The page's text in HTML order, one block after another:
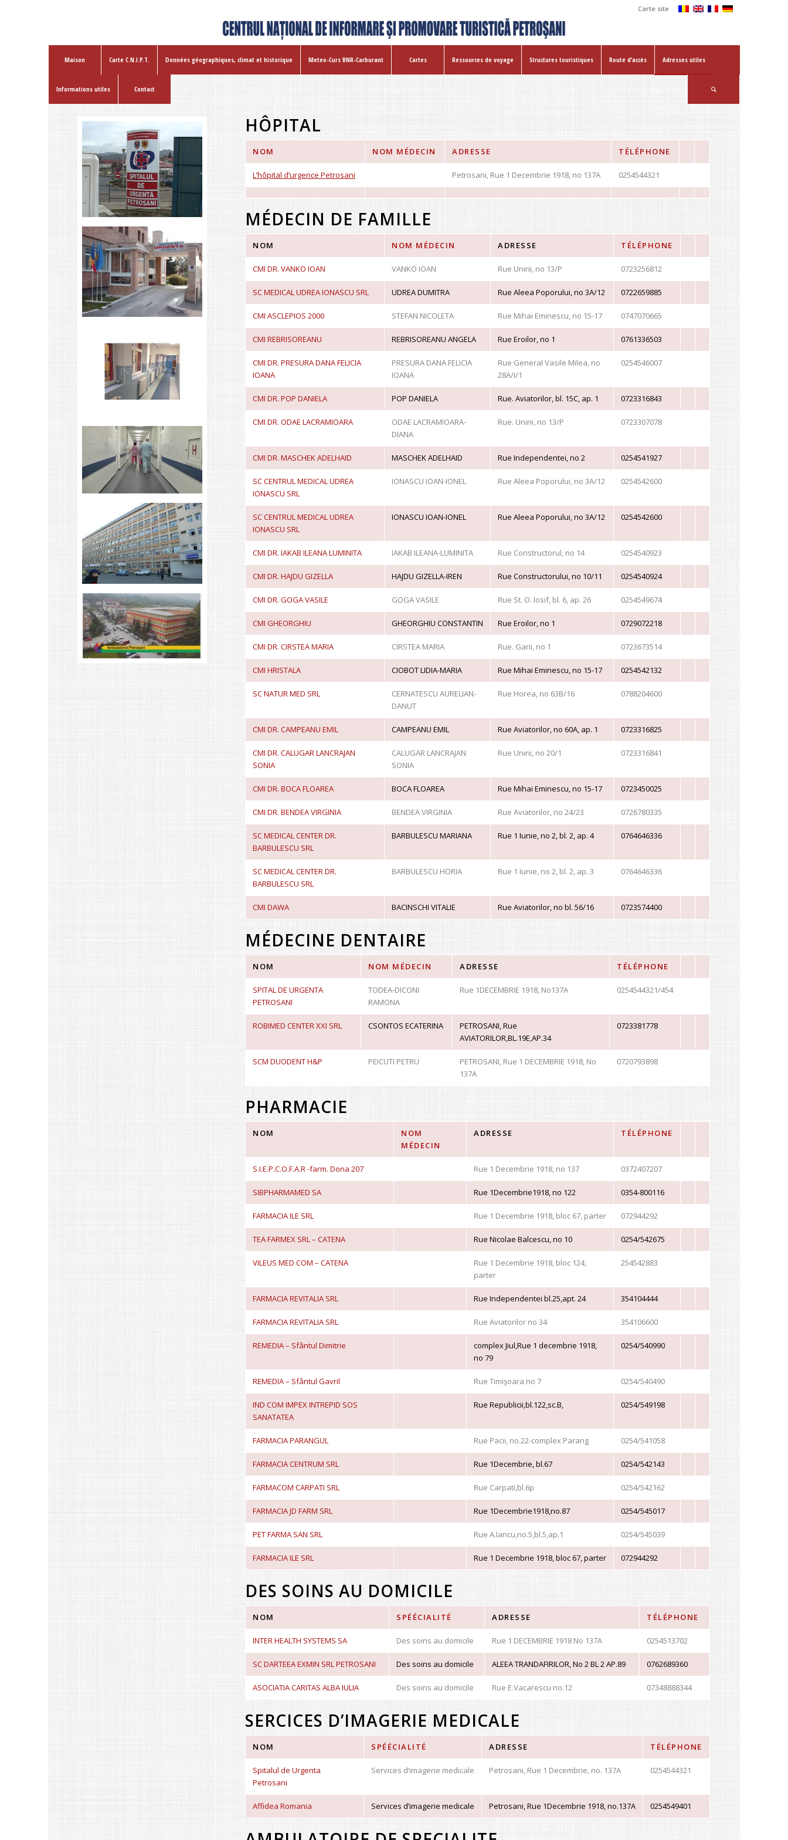
Carte site
Maison Carte C.N.I.P.T. Données géographiques, climat et historique Meteo-Curs BNR-Carburant Cartes Ressources de voyage Structures touristiques Route d’accès Adresses utiles
Informations utiles Contact
HÔPITAL
NOM NOM MÉDECIN ADRESSE TÉLÉPHONE
L’hôpital d’urgence Petrosani Petrosani, Rue 1 Decembrie 1918, no 137A 0254544321
MÉDECIN DE FAMILLE
NOM NOM MÉDECIN ADRESSE TÉLÉPHONE
CMI DR. VANKO IOAN VANKO IOAN Rue Unirii, no 13/P 0723256812
SC MEDICAL UDREA IONASCU SRL UDREA DUMITRA Rue Aleea Poporului, no 3A/12 0722659885
CMI ASCLEPIOS 2000 STEFAN NICOLETA Rue Mihai Eminescu, no 15-17 0747070665
CMI REBRISOREANU REBRISOREANU ANGELA Rue Eroilor, no 1 0761336503
CMI DR. PRESURA DANA FELICIA
IOANA
PRESURA DANA FELICIA
IOANA
Rue General Vasile Milea, no
28A/I/1
0254546007
CMI DR. POP DANIELA POP DANIELA Rue. Aviatorilor, bl. 15C, ap. 1 0723316843
CMI DR. ODAE LACRAMIOARA
ODAE LACRAMIOARA-
DIANA
Rue. Unirii, no 13/P 0723307078
CMI DR. MASCHEK ADELHAID MASCHEK ADELHAID Rue Independentei, no 2 0254541927
SC CENTRUL MEDICAL UDREA
IONASCU SRL
IONASCU IOAN-IONEL Rue Aleea Poporului, no 3A/12 0254542600
SC CENTRUL MEDICAL UDREA
IONASCU SRL
IONASCU IOAN-IONEL Rue Aleea Poporului, no 3A/12 0254542600
CMI DR. IAKAB ILEANA LUMINITA IAKAB ILEANA-LUMINITA Rue Constructorul, no 14 0254540923
CMI DR. HAJDU GIZELLA HAJDU GIZELLA-IREN Rue Constructorului, no 10/11 0254540924
CMI DR. GOGA VASILE GOGA VASILE Rue St. O. Iosif, bl. 6, ap. 26 0254549674
CMI GHEORGHIU GHEORGHIU CONSTANTIN Rue Eroilor, no 1 0729072218
CMI DR. CIRSTEA MARIA CIRSTEA MARIA Rue. Garii, no 1 0723673514
CMI HRISTALA CIOBOT LIDIA-MARIA Rue Mihai Eminescu, no 15-17 0254542132
SC NATUR MED SRL
CERNATESCU AURELIAN-
DANUT
Rue Horea, no 63B/16 0788204600
CMI DR. CAMPEANU EMIL CAMPEANU EMIL Rue Aviatorilor, no 60A, ap. 1 0723316825
CMI DR. CALUGAR LANCRAJAN
SONIA
CALUGAR LANCRAJAN
SONIA
Rue Unirii, no 20/1 0723316841
CMI DR. BOCA FLOAREA BOCA FLOAREA Rue Mihai Eminescu, no 15-17 0723450025
CMI DR. BENDEA VIRGINIA BENDEA VIRGINIA Rue Aviatorilor, no 24/23 0726780335
SC MEDICAL CENTER DR.
BARBULESCU SRL
BARBULESCU MARIANA Rue 1 Iunie, no 2, bl. 2, ap. 4 0764646336
SC MEDICAL CENTER DR.
BARBULESCU SRL
BARBULESCU HORIA Rue 1 Iunie, no 2, bl. 2, ap. 3 0764646336
CMI DAWA BACINSCHI VITALIE Rue Aviatorilor, no bl. 56/16 0723574400
MÉDECINE DENTAIRE
NOM NOM MÉDECIN ADRESSE TÉLÉPHONE
SPITAL DE URGENTA
PETROSANI
TODEA-DICONI
RAMONA
Rue 1DECEMBRIE 1918, No137A 0254544321/454
ROBIMED CENTER XXI SRL CSONTOS ECATERINA
PETROSANI, Rue
AVIATORILOR,BL.19E,AP.34
0723381778
SCM DUODENT H&P PEICUTI PETRU
PETROSANI, Rue 1 DECEMBRIE 1918, No
137A
0720793898
PHARMACIE
NOM
NOM
MÉDECIN
ADRESSE TÉLÉPHONE
S.I.E.P.C.O.F.A.R -farm. Dona 207 Rue 1 Decembrie 1918, no 137 0372407207
SIBPHARMAMED SA Rue 1Decembrie1918, no 122 0354-800116
FARMACIA ILE SRL Rue 1 Decembrie 1918, bloc 67, parter 072944292
TEA FARMEX SRL – CATENA Rue Nicolae Balcescu, no 10 0254/542675
VILEUS MED COM – CATENA
Rue 1 Decembrie 1918, bloc 124,
parter
254542883
FARMACIA REVITALIA SRL Rue Independentei bl.25,apt. 24 354104444
FARMACIA REVITALIA SRL Rue Aviatorilor no 34 354106600
REMEDIA – Sfântul Dimitrie
complex Jiul,Rue 1 decembrie 1918,
no 79
0254/540990
REMEDIA – Sfântul Gavril Rue Timişoara no 7 0254/540490
IND COM IMPEX INTREPID SOS
SANATATEA
Rue Republicii,bl.122,sc.B, 0254/549198
FARMACIA PARANGUL Rue Pacii, no.22-complex Parang 0254/541058
FARMACIA CENTRUM SRL Rue 1Decembrie, bl.67 0254/542143
FARMACOM CARPATI SRL Rue Carpati,bl.6p 0254/542162
FARMACIA JD FARM SRL Rue 1Decembrie1918,no.87 0254/545017
PET FARMA SAN SRL Rue A.Iancu,no.5,bl.5,ap.1 0254/545039
FARMACIA ILE SRL Rue 1 Decembrie 1918, bloc 67, parter 072944292
DES SOINS AU DOMICILE
NOM SPÉÉCIALITÉ ADRESSE TÉLÉPHONE
INTER HEALTH SYSTEMS SA Des soins au domicile Rue 1 DECEMBRIE 1918 No 137A 0254513702
SC DARTEEA EXMIN SRL PETROSANI Des soins au domicile ALEEA TRANDAFIRILOR, No 2 BL 2 AP.89 0762689360
ASOCIATIA CARITAS ALBA IULIA Des soins au domicile Rue E.Vacarescu no.12 07348888344
SERCICES D’IMAGERIE MEDICALE
NOM SPÉÉCIALITÉ ADRESSE TÉLÉPHONE
Spitalul de Urgenta
Petrosani
Services d’imagerie medicale Petrosani, Rue 1 Decembrie, no. 137A 0254544321
Affidea Romania Services d’imagerie medicale Petrosani, Rue 1Decembrie 1918, no.137A 0254549401